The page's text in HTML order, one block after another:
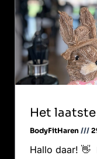
Het
BodyFitHaren
Hallo daar! 👋